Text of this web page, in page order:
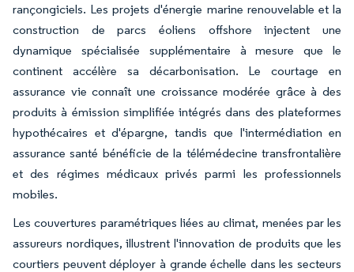
rançongiciels. Les projets d'énergie marine renouvelable et la
construction de parcs éoliens offshore injectent une
dynamique spécialisée supplémentaire à mesure que le
continent accélère sa décarbonisation. Le courtage en
assurance vie connaît une croissance modérée grâce à des
produits à émission simplifiée intégrés dans des plateformes
hypothécaires et d'épargne, tandis que l'intermédiation en
assurance santé bénéficie de la télémédecine transfrontalière
et des régimes médicaux privés parmi les professionnels
mobiles.
Les couvertures paramétriques liées au climat, menées par les
assureurs nordiques, illustrent l'innovation de produits que les
courtiers peuvent déployer à grande échelle dans les secteurs